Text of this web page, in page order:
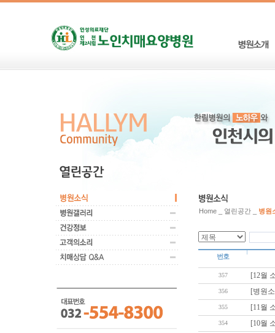
Home _ 열린공간 _ 병원
번호
357 [12월
356 [병원
355 [11월
354 [10월